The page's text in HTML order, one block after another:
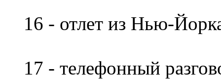
16 - отлет из Нью-
17 - телефонный